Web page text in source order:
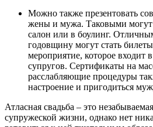
Можно также презентовать
жены и мужа. Таковыми могут
салон или в боулинг.
годовщину могут стать
мероприятие, которое входит
супругов. Сертификаты на
расслабляющие процедуры
настроение и пригодиться
Атласная свадьба – это
супружеской жизни, однако нет